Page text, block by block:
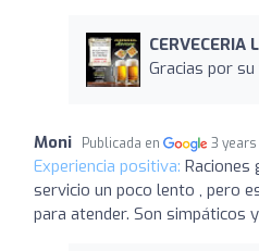
CERVECERIA
Gracias por
Moni Publicada en 3 years
Experiencia positiva: Raciones
servicio un poco lento , pero
para atender. Son simpáticos